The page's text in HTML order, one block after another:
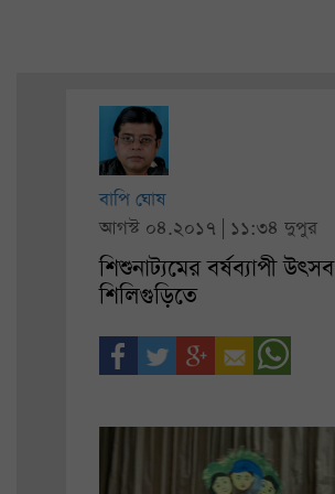
বাপি ঘোষ
আগস্ট ০৪.২০১৭ | ১১:৩৪ দুপুর
শিশুনাট্যমের বর্ষব্যাপী উৎসব
শিলিগুড়িতে